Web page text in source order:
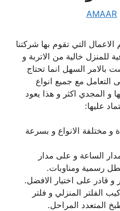
AMAAR
التي تقوم بها شركتنا
للمنزل خالية من الاتربة و
بالامر السهل انما تحتاج
التعامل مع جميع انواع
و المجدي اكثر و هذا يعود
عليها:
و مختلفة الانواع و بسرعة
الساعة و على مدار
رسمية ومناوبات.
و قادر على اختيار الافضل.
الفلتر المنزلي و فلتر
المتعدد المراحل.